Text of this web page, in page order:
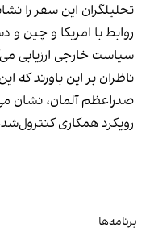
تحلیلگران این سفر را
روابط با امریکا و چین
سیاست خارجی ارزیابی
ناظران بر این باورند که
صدراعظم آلمان، نشان
رویکرد همکاری
برنامه‌ها